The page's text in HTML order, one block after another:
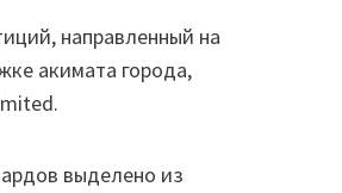
направленный на
акимата города,
выделено из